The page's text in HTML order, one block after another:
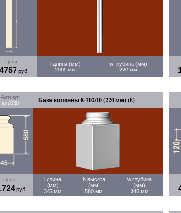
Цена:
руб.
l длина (мм)
2000 мм
w глубина (мм)
220 мм
Артикул
кл7030 База колонны К-702/10 (220 мм) (К)
Цена:
руб.
l длина
(мм)
345 мм
h высота
(мм)
580 мм
w глубина
(мм)
345 мм